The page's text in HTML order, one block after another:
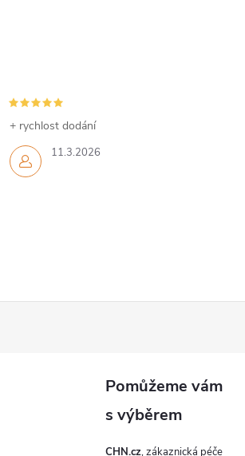
11.3.2026
+ rychlost dodání
CHN.cz